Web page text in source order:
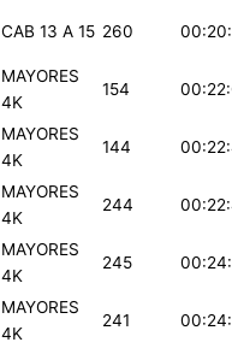
CAB 13 A 15 260
MAYORES
4K
154
MAYORES
4K
144
MAYORES
4K
244
MAYORES
4K
245
MAYORES
4K
241